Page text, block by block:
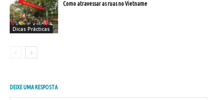
Dicas Prácticas
Como atravessar as ruas no Vietname
DEIXE UMA RESPOSTA